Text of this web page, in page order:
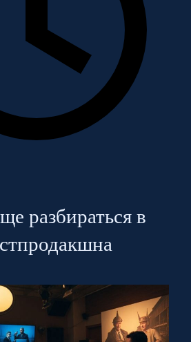
разбираться в